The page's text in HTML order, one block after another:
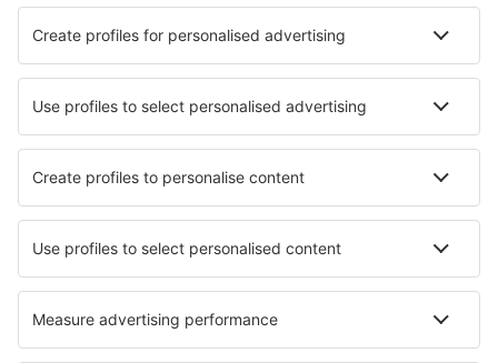
Unterkunft in Rockport Unterkunft in Kachina Village
Die besten Unterkünfte - Städte
Unterkunft in Volla Unterkunft in Roh
Unterkunft in Friedrichsruhe Unterkunft in Fadial
Unterkunft in Elefsina Unterkunft in Stamsund
Unterkunft in Hinton Unterkunft in Żołędowo k. Bydgoszczy
Die besten Unterkünfte - Regionen